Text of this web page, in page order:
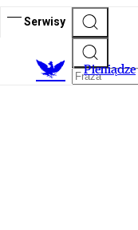
Serwisy
Pieniądze